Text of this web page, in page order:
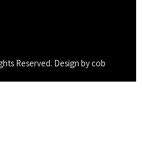
Reserved. Design by cob